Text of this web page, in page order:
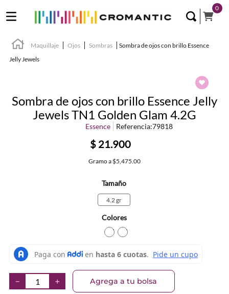
0
Maquillaje Ojos Sombras
Sombra de ojos con brillo Essence
Jelly Jewels
Sombra de ojos con brillo Essence Jelly
Jewels TN1 Golden Glam 4.2G
Essence Referencia:79818
$ 21.900
Gramoa $5,475.00
Tamaño
4.2 gr
Colores
TEXTURA_4059729516565
TEXTURA_4059729516572
＋
－ Agrega a tu bolsa